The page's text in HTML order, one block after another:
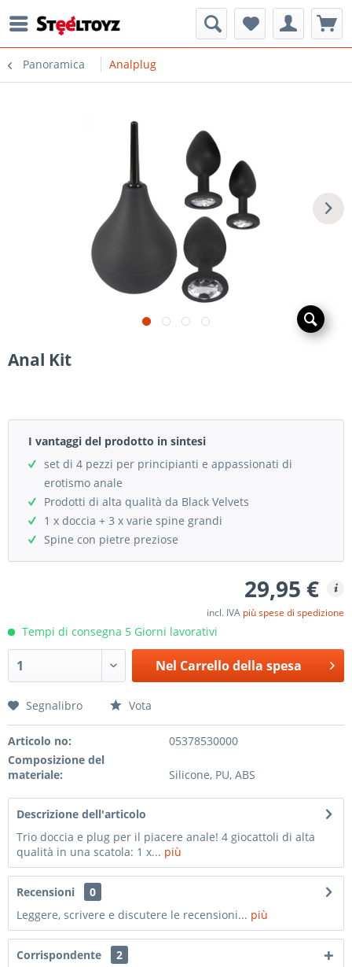
Panoramica Analplug
Anal Kit
I vantaggi del prodotto in sintesi
set di 4 pezzi per principianti e appassionati di
erotismo anale
Prodotti di alta qualità da Black Velvets
1 x doccia + 3 x varie spine grandi
Spine con pietre preziose
29,95 €
incl. IVA più spese di spedizione
Tempi di consegna 5 Giorni lavorativi
Nel Carrello della spesa
Segnalibro Vota
Articolo no:
05378530000
Composizione del
materiale:
Silicone, PU, ABS
Descrizione dell'articolo
Trio doccia e plug per il piacere anale! 4 giocattoli di alta
qualità in una scatola: 1 x... più
Recensioni
0
Leggere, scrivere e discutere le recensioni... più
Corrispondente 2